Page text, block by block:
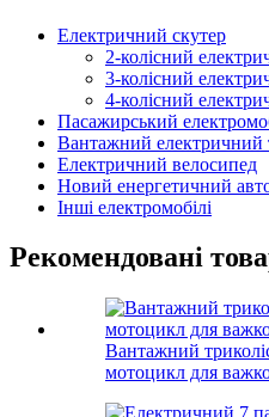
Електричний скутер
2-колісний
3-колісний
4-колісний
Пасажирський
Вантажний електричний
Електричний велосипед
Новий енергетичний
Інші електромобілі
Рекомендовані
Вантажний
мотоцикл для